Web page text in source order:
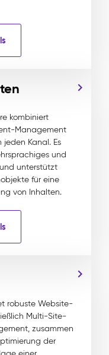
kombiniert
Management
Kanal. Es
und
unterstützt
für eine
von Inhalten.
robuste Website-
Multi-Site-
zusammen
der